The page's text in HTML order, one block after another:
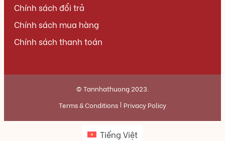
Chính sách đổi trả
Chính sách mua hàng
Chính sách thanh toán
© Tannhathuong 2023.
Terms & Conditions
Privacy Policy
Tiếng Việt